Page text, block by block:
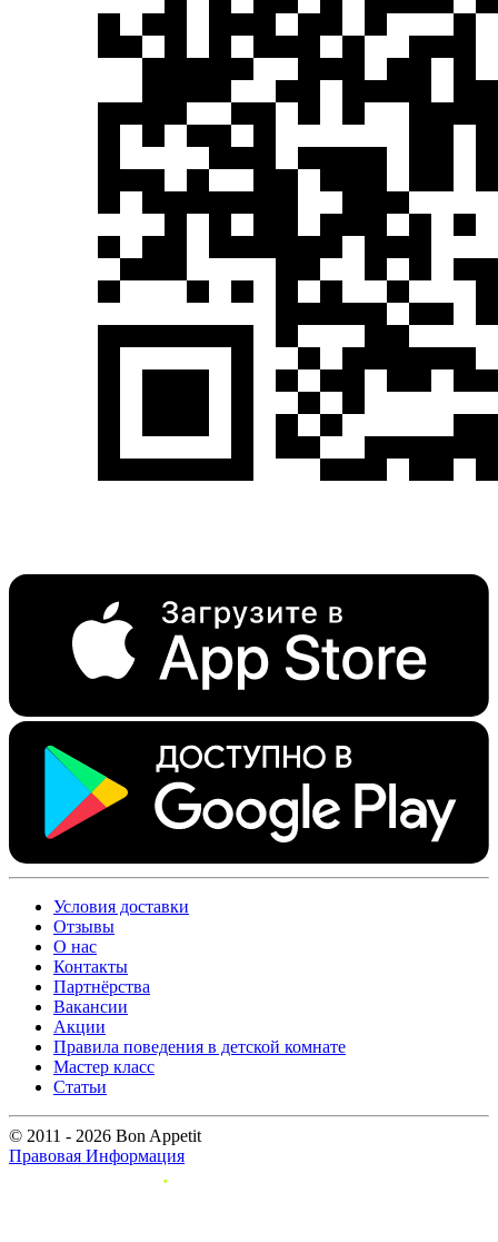
Условия доставки
Отзывы
О нас
Контакты
Партнёрства
Вакансии
Акции
Правила поведения в детской комнате
Мастер класс
Статьи
© 2011 - 2026 Bon Appetit
Правовая Информация